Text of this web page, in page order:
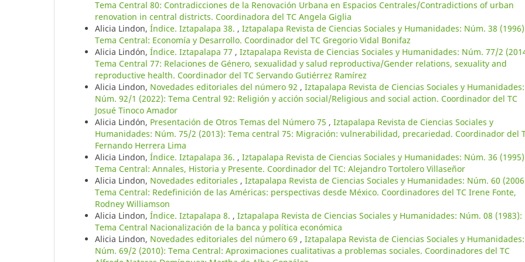
Tema Central 80: Contradicciones de la Renovación Urbana en Espacios Centrales/Contradictions of urban
renovation in central districts. Coordinadora del TC Angela Giglia
Alicia Lindon, Índice. Iztapalapa 38. , Iztapalapa Revista de Ciencias Sociales y Humanidades: Núm. 38
Tema Central: Economía y Desarrollo. Coordinador del TC Gregorio Vidal Bonifaz
Alicia Lindón, Índice. Iztapalapa 77 , Iztapalapa Revista de Ciencias Sociales y Humanidades: Núm. 77/2
Tema Central 77: Relaciones de Género, sexualidad y salud reproductiva/Gender relations, sexuality and
reproductive health. Coordinador del TC Servando Gutiérrez Ramírez
Alicia Lindon, Novedades editoriales del número 92 , Iztapalapa Revista de Ciencias Sociales y Humanidades:
Núm. 92/1 (2022): Tema Central 92: Religión y acción social/Religious and social action. Coordinador del TC
Josué Tinoco Amador
Alicia Lindón, Presentación de Otros Temas del Número 75 , Iztapalapa Revista de Ciencias Sociales y
Humanidades: Núm. 75/2 (2013): Tema central 75: Migración: vulnerabilidad, precariedad. Coordinador del
Fernando Herrera Lima
Alicia Lindon, Índice. Iztapalapa 36. , Iztapalapa Revista de Ciencias Sociales y Humanidades: Núm. 36
Tema Central: Annales, Historia y Presente. Coordinador del TC: Alejandro Tortolero Villaseñor
Alicia Lindon, Novedades editoriales , Iztapalapa Revista de Ciencias Sociales y Humanidades: Núm. 60
Tema Central: Redefinición de las Américas: perspectivas desde México. Coordinadores del TC Irene Fonte,
Rodney Williamson
Alicia Lindon, Índice. Iztapalapa 8. , Iztapalapa Revista de Ciencias Sociales y Humanidades: Núm. 08 (1983):
Tema Central Nacionalización de la banca y política económica
Alicia Lindon, Novedades editoriales del número 69 , Iztapalapa Revista de Ciencias Sociales y Humanidades:
Núm. 69/2 (2010): Tema Central: Aproximaciones cualitativas a problemas sociales. Coordinadores del TC